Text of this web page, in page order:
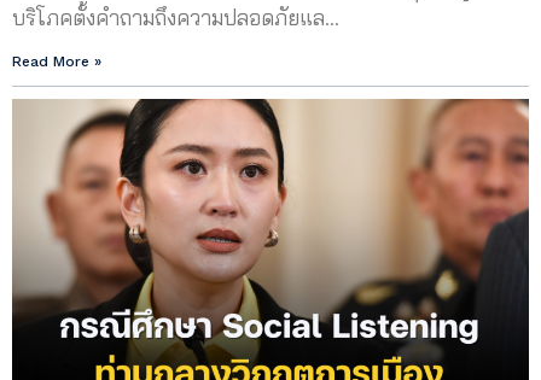
บริโภคตั้งคำถามถึงความปลอดภัยแล…
Read More »